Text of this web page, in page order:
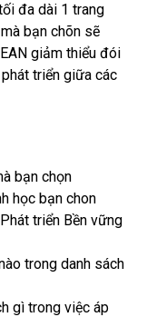
đa dài 1 trang
bạn chõn sẽ
giảm thiểu đói
triển giữa các
bạn chọn
học bạn chon
triển Bền vững
trong danh sách
gì trong việc áp